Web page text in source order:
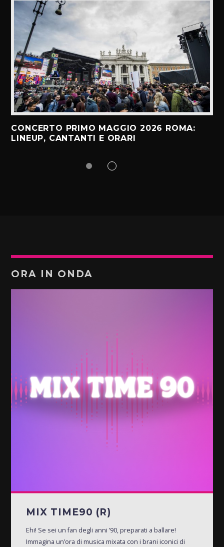
CONCERTO PRIMO MAGGIO 2026 ROMA:
LINEUP, CANTANTI E ORARI
ORA IN ONDA
MIX TIME90 (R)
Ehi! Se sei un fan degli anni ’90, preparati a ballare!
Immagina un’ora di musica mixata con i brani iconici di